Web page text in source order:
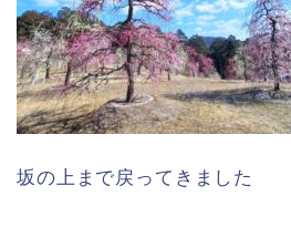
坂の上まで戻ってきました